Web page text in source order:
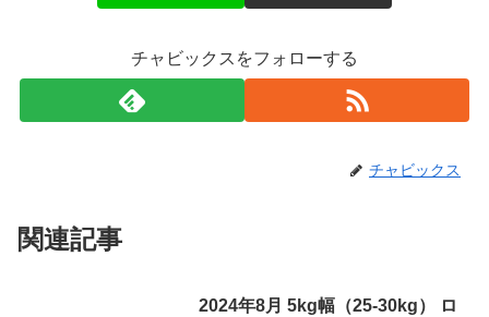
チャビックスをフォローする
チャビックス
関連記事
2024年8月 5kg幅（25-30kg） ロ